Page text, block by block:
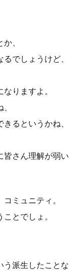
、
でしょうけど、
りますよ。
るというかね、
皆さん理解が弱い
ミュニティ。
とでしょ。
う派生したことな